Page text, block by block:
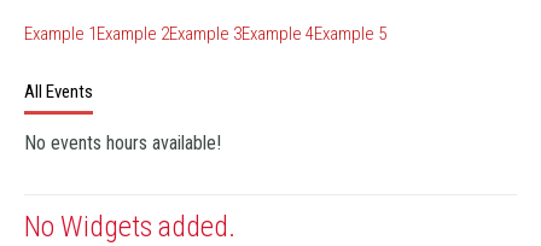
Example 1Example 2Example 3Example 4Example 5
All Events
No events hours available!
No Widgets added.